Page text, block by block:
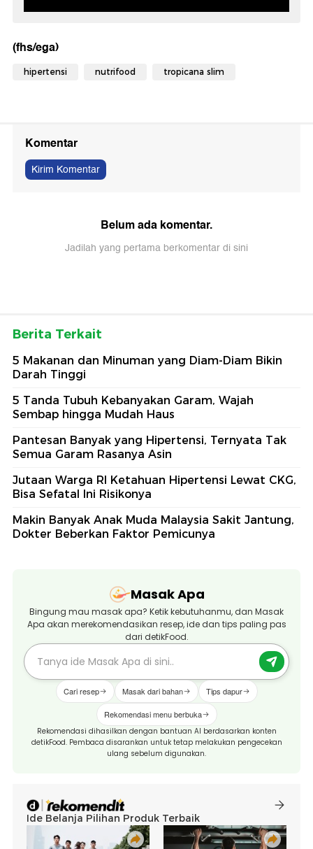
(fhs/ega)
hipertensi nutrifood tropicana slim
Komentar
Kirim Komentar
Belum ada komentar.
Jadilah yang pertama berkomentar di sini
Berita Terkait
5 Makanan dan Minuman yang Diam-Diam Bikin
Darah Tinggi
5 Tanda Tubuh Kebanyakan Garam, Wajah
Sembap hingga Mudah Haus
Pantesan Banyak yang Hipertensi, Ternyata Tak
Semua Garam Rasanya Asin
Jutaan Warga RI Ketahuan Hipertensi Lewat CKG,
Bisa Sefatal Ini Risikonya
Makin Banyak Anak Muda Malaysia Sakit Jantung,
Dokter Beberkan Faktor Pemicunya
Masak Apa
Bingung mau masak apa? Ketik kebutuhanmu, dan Masak
Apa akan merekomendasikan resep, ide dan tips paling pas
dari detikFood.
Cari resep Masak dari bahan Tips dapur
Rekomendasi menu berbuka
Rekomendasi dihasilkan dengan bantuan AI berdasarkan konten
detikFood. Pembaca disarankan untuk tetap melakukan pengecekan
ulang sebelum digunakan.